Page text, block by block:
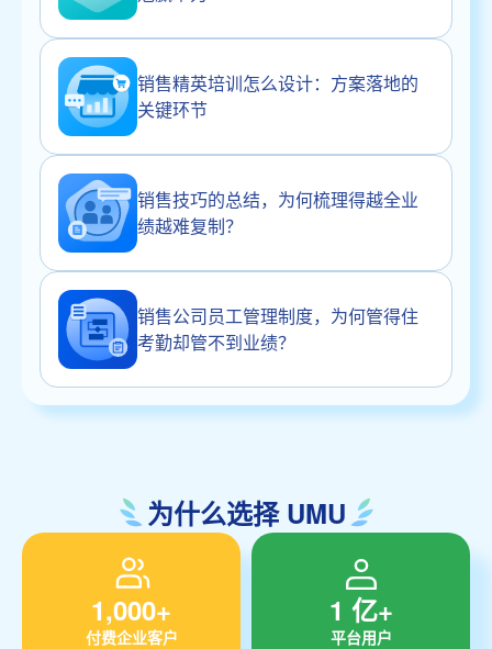
销售精英培训怎么设计：方案落地的
关键环节
销售技巧的总结，为何梳理得越全业
绩越难复制？
销售公司员工管理制度，为何管得住
考勤却管不到业绩？
为什么选择 UMU
1,000+
付费企业客户
1 亿+
平台用户